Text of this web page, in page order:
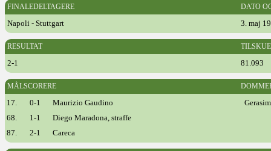
FINALEDELTAGERE DATO
Napoli - Stuttgart 3. maj
RESULTAT
2-1 81.093
MÅLSCORERE
17. 0-1 Maurizio Gaudino
68.
1-1
Diego Maradona, straffe
87.
2-1 Careca